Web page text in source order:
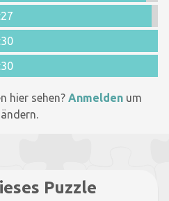
hier sehen? Anmelden um
Puzzle